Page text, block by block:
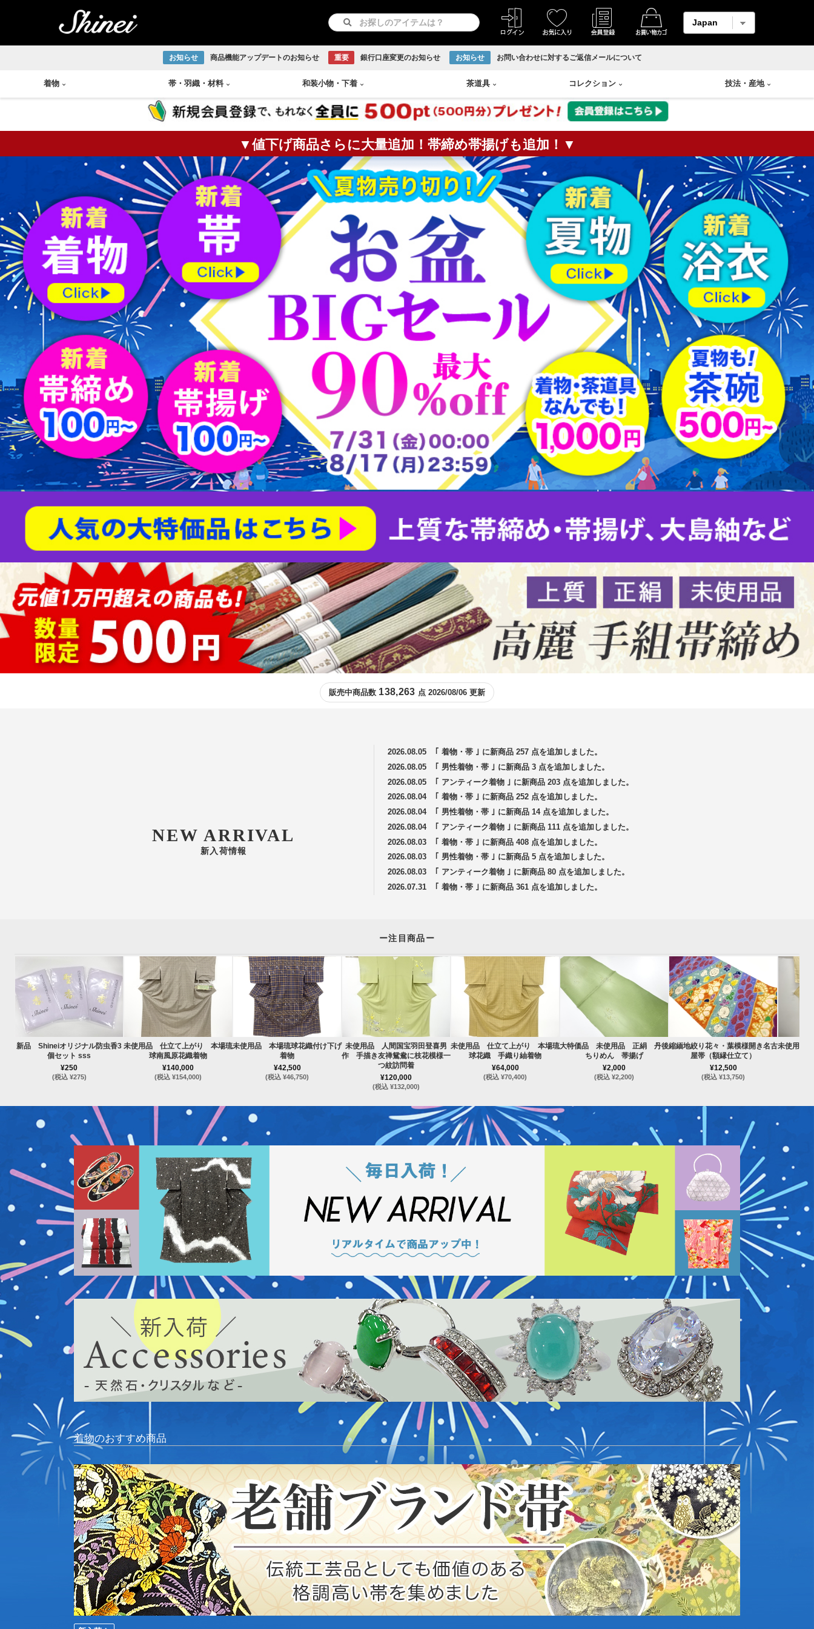
お知らせ 商品機能アップデートのお知らせ 重要 銀行口座変更のお知らせ お知らせ お問い合わせに対するご返信メールについて
着物
小紋着物 紬着物
色無地着物 大正ロマン着物
浴衣
紋つき色無地 付け下げ
留袖
リサイクル振袖・打掛
着物 羽織
男物帯 長襦袢
アンサンブル
羽織紐 下駄
足袋 その他
帯 ・ 羽織 ・ 材料
アンティーク半幅帯 アンティーク袋帯
アンティーク名古屋帯 アンティーク丸帯
新品/リサイクル半幅帯 新品/リサイクル袋帯
新品/リサイクル名古屋帯 新品/リサイクル丸帯
男物帯
リサイクル羽織 リサイクル道行コート
リサイクル道中着 リサイクル雨コート
大正ロマン羽織
縮緬・錦紗 柄メイン生地
紬生地 麻生地
材料用反物 材料用洗い張り
はぎれ
和装小物 ・ 下着
帯締め 帯揚げ
半衿 伊達締め
草履 下駄
バッグ 足袋
ショール 扇子
櫛・かんざし
アクセサリー
長襦袢 和装下着 リサイクル反物 ホームコート
茶道具
茶碗 火入
莨盆
茶箱
花台
皆具
釜
風炉
炉釜
炉縁
棚
屏風
水指
薄茶器
茶入
杓
縁高
菓子器
建水
蓋置
炭道具
敷板
袱紗
急須 鉄瓶
茶托
香炉 香合
香盆 花瓶
壷
コレクション
掛軸 書画
中国画
天然石/パワーストーン
Baccarat Swarovski
WEDGWOOD
技法 ・ 産地
琉球織物 宮古上布
大島紬 結城紬
本場正藍泥染 ひげ紬
節紬 80/100亀甲
綴れ 友禅(手描き／金彩)
型染 すくい織
相良刺繍 汕頭蘇州刺繍
螺鈿 京紅型
古伊万里焼 伊賀焼 古曽部焼
虫明焼 赤膚焼
丹波焼
京焼 九谷焼
出石焼
平戸焼
志野焼
有田焼
朝日焼 楽山焼
瀬戸焼
益子焼
相馬焼
砥部焼
粟田焼 紀州焼
織部焼
薩摩焼
赤膚山焼 鍋島焼
阿漕焼
高取焼
尾戸焼 布志名焼 無名異焼
輪島塗り 山中塗り
漆塗り 蒔絵
朱漆塗
▼値下げ商品さらに大量追加！帯締め帯揚げも追加！▼
販売中商品数 138,263 点 2026/08/06 更新
NEW ARRIVAL
新入荷情報
2026.08.05
｢ 着物・帯 ｣ に新商品 257 点を追加しました。
2026.08.05
｢ 男性着物・帯 ｣ に新商品 3 点を追加しました。
2026.08.05
｢ アンティーク着物 ｣ に新商品 203 点を追加しました。
2026.08.04
｢ 着物・帯 ｣ に新商品 252 点を追加しました。
2026.08.04
｢ 男性着物・帯 ｣ に新商品 14 点を追加しました。
2026.08.04
｢ アンティーク着物 ｣ に新商品 111 点を追加しました。
2026.08.03
｢ 着物・帯 ｣ に新商品 408 点を追加しました。
2026.08.03
｢ 男性着物・帯 ｣ に新商品 5 点を追加しました。
2026.08.03
｢ アンティーク着物 ｣ に新商品 80 点を追加しました。
2026.07.31
｢ 着物・帯 ｣ に新商品 361 点を追加しました。
ー注目商品ー
新品 Shineiオリジナル防虫香3
個セット sss
¥250
(税込 ¥275)
未使用品 仕立て上がり 本場琉
球南風原花織着物
¥140,000
(税込 ¥154,000)
未使用品 本場琉球花織付け下げ
着物
¥42,500
(税込 ¥46,750)
未使用品 人間国宝羽田登喜男
作 手描き友禅鴛鴦に枝花模様一
つ紋訪問着
¥120,000
(税込 ¥132,000)
未使用品 仕立て上がり 本場琉
球花織 手織り紬着物
¥64,000
(税込 ¥70,400)
大特価品 未使用品 正絹 丹後
ちりめん 帯揚げ
¥2,000
(税込 ¥2,200)
縮緬地絞り花々・葉模様開き名古
屋帯（額縁仕立て）
¥12,500
(税込 ¥13,750)
未使用品
着物のおすすめ商品